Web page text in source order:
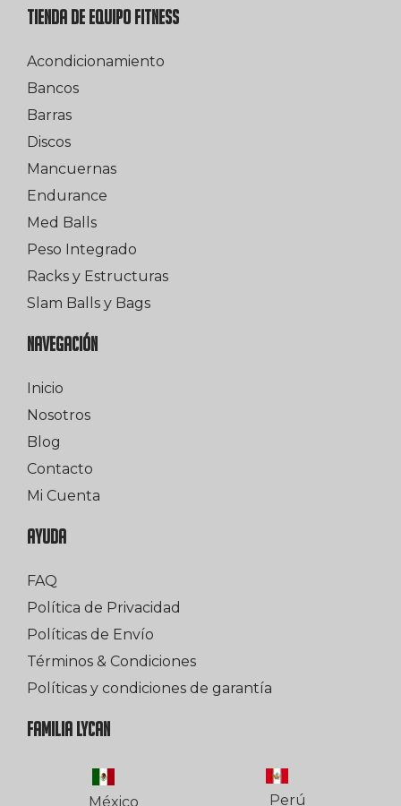
TIENDA DE EQUIPO FITNESS
Acondicionamiento
Bancos
Barras
Discos
Mancuernas
Endurance
Med Balls
Peso Integrado
Racks y Estructuras
Slam Balls y Bags
NAVEGACIÓN
Inicio
Nosotros
Blog
Contacto
Mi Cuenta
AYUDA
FAQ
Política de Privacidad
Políticas de Envío
Términos & Condiciones
Políticas y condiciones de garantía
FAMILIA LYCAN
México Perú